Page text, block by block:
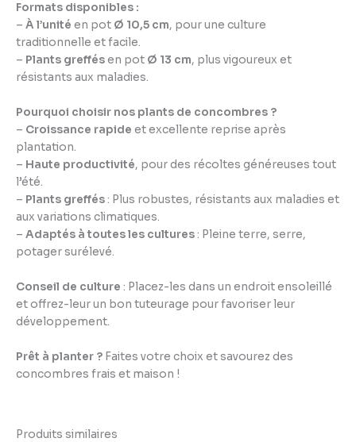
Formats disponibles :
– À l’unité en pot Ø 10,5 cm, pour une culture
traditionnelle et facile.
– Plants greffésen pot Ø 13 cm, plus vigoureux et
résistants aux maladies.
Pourquoi choisir nos plants de concombres ?
– Croissance rapide et excellente reprise après
plantation.
– Haute productivité, pour des récoltes généreuses tout
l’été.
– Plants greffés: Plus robustes, résistants aux maladies et
aux variations climatiques.
– Adaptés à toutes les cultures: Pleine terre, serre,
potager surélevé.
Conseil de culture : Placez-les dans un endroit ensoleillé
et offrez-leur un bon tuteurage pour favoriser leur
développement.
Prêt à planter ? Faites votre choix et savourez des
concombres frais et maison !
Produits similaires